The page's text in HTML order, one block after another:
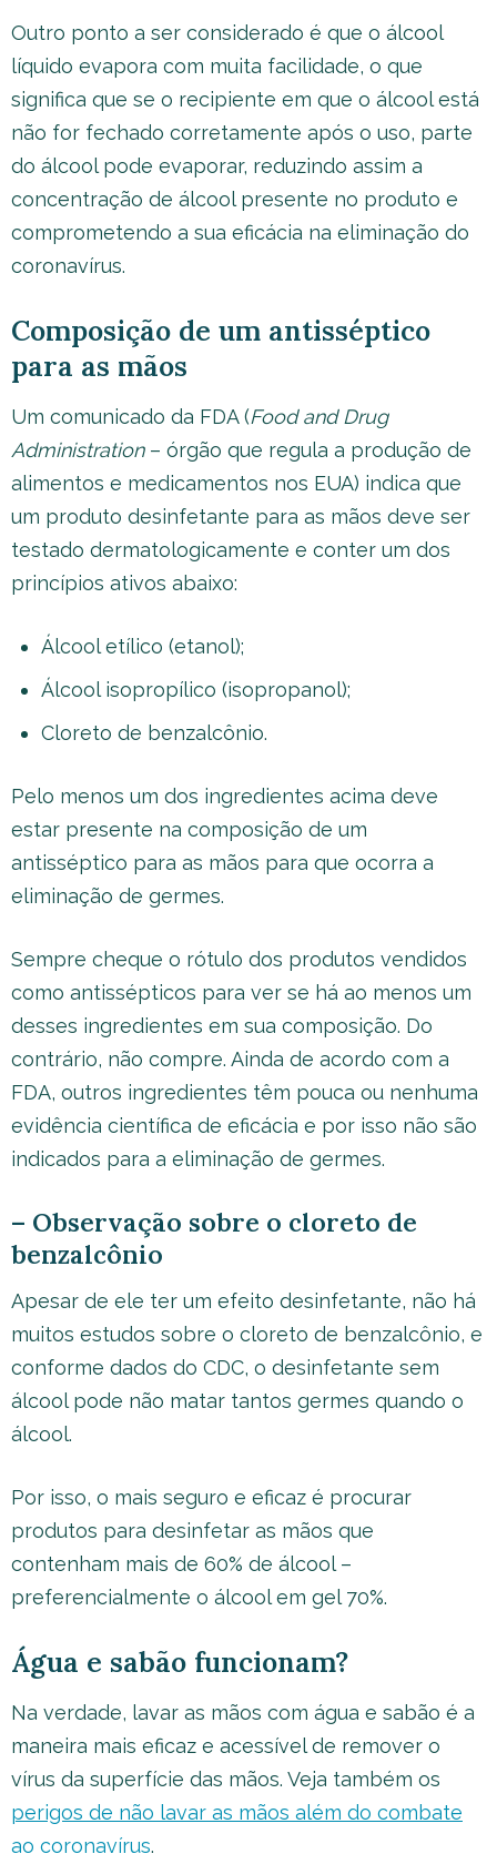
Outro ponto a ser considerado é que o álcool
líquido evapora com muita facilidade, o que
significa que se o recipiente em que o álcool está
não for fechado corretamente após o uso, parte
do álcool pode evaporar, reduzindo assim a
concentração de álcool presente no produto e
comprometendo a sua eficácia na eliminação do
coronavírus.
Composição de um antisséptico
para as mãos
Um comunicado da FDA (Food and Drug
Administration– órgão que regula a produção de
alimentos e medicamentos nos EUA) indica que
um produto desinfetante para as mãos deve ser
testado dermatologicamente e conter um dos
princípios ativos abaixo:
Álcool etílico (etanol);
Álcool isopropílico (isopropanol);
Cloreto de benzalcônio.
Pelo menos um dos ingredientes acima deve
estar presente na composição de um
antisséptico para as mãos para que ocorra a
eliminação de germes.
Sempre cheque o rótulo dos produtos vendidos
como antissépticos para ver se há ao menos um
desses ingredientes em sua composição. Do
contrário, não compre. Ainda de acordo com a
FDA, outros ingredientes têm pouca ou nenhuma
evidência científica de eficácia e por isso não são
indicados para a eliminação de germes.
– Observação sobre o cloreto de
benzalcônio
Apesar de ele ter um efeito desinfetante, não há
muitos estudos sobre o cloreto de benzalcônio, e
conforme dados do CDC, o desinfetante sem
álcool pode não matar tantos germes quando o
álcool.
Por isso, o mais seguro e eficaz é procurar
produtos para desinfetar as mãos que
contenham mais de 60% de álcool –
preferencialmente o álcool em gel 70%.
Água e sabão funcionam?
Na verdade, lavar as mãos com água e sabão é a
maneira mais eficaz e acessível de remover o
vírus da superfície das mãos. Veja também os
perigos de não lavar as mãos além do combate
ao coronavírus.